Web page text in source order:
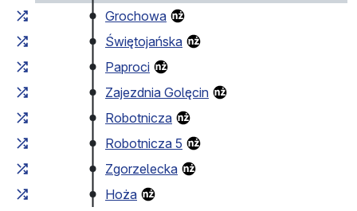
Grochowa
Świętojańska
Paproci
Zajezdnia Golęcin
Robotnicza
Robotnicza 5
Zgorzelecka
Hoża